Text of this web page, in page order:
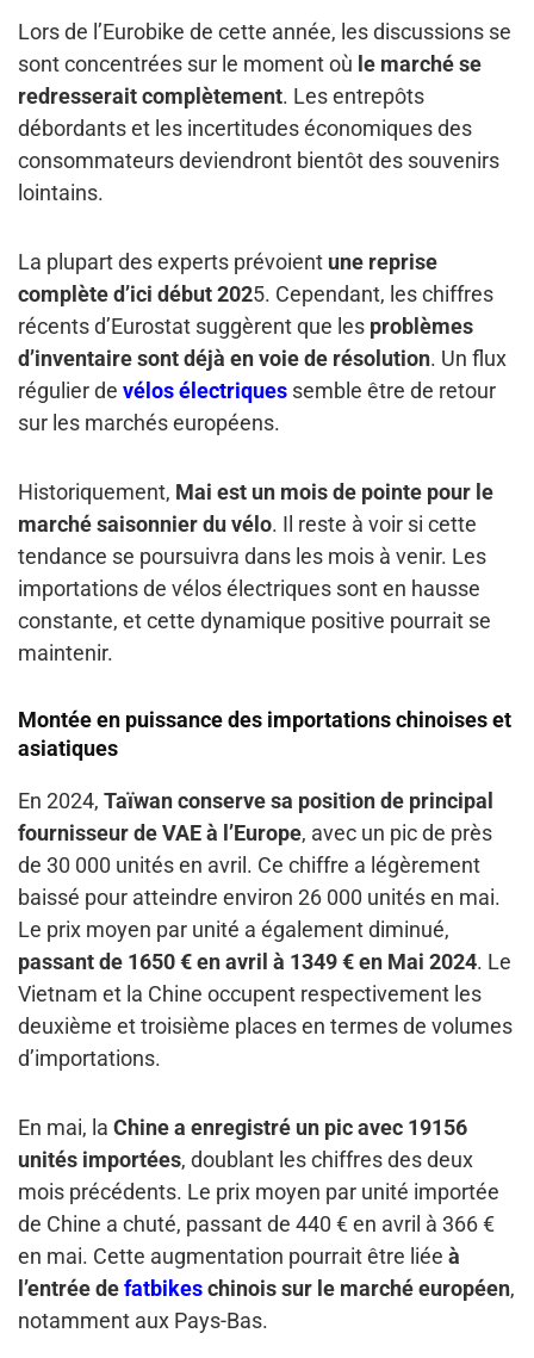
Lors de l’Eurobike de cette année, les discussions se
sont concentrées sur le moment où le marché se
redresserait complètement. Les entrepôts
débordants et les incertitudes économiques des
consommateurs deviendront bientôt des souvenirs
lointains.
La plupart des experts prévoient une reprise
complète d’ici début 2025. Cependant, les chiffres
récents d’Eurostat suggèrent que les problèmes
d’inventaire sont déjà en voie de résolution. Un flux
régulier de vélos électriques semble être de retour
sur les marchés européens.
Historiquement, Mai est un mois de pointe pour le
marché saisonnier du vélo. Il reste à voir si cette
tendance se poursuivra dans les mois à venir. Les
importations de vélos électriques sont en hausse
constante, et cette dynamique positive pourrait se
maintenir.
Montée en puissance des importations chinoises et
asiatiques
En 2024, Taïwan conserve sa position de principal
fournisseur de VAE à l’Europe, avec un pic de près
de 30 000 unités en avril. Ce chiffre a légèrement
baissé pour atteindre environ 26 000 unités en mai.
Le prix moyen par unité a également diminué,
passant de 1650 € en avril à 1349 € en Mai 2024. Le
Vietnam et la Chine occupent respectivement les
deuxième et troisième places en termes de volumes
d’importations.
En mai, la Chine a enregistré un pic avec 19156
unités importées, doublant les chiffres des deux
mois précédents. Le prix moyen par unité importée
de Chine a chuté, passant de 440 € en avril à 366 €
en mai. Cette augmentation pourrait être liée à
l’entrée defatbikeschinois sur le marché européen,
notamment aux Pays-Bas.